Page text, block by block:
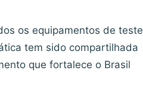
os equipamentos de teste
tem sido compartilhada
que fortalece o Brasil